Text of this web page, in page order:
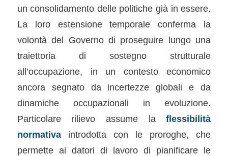
un consolidamento delle politiche già in essere.
La loro estensione temporale conferma la
volontà del Governo di proseguire lungo una
traiettoria di sostegno strutturale
all’occupazione, in un contesto economico
ancora segnato da incertezze globali e da
dinamiche occupazionali in evoluzione.
Particolare rilievo assume laflessibilità
normativaintrodotta con le proroghe, che
permette ai datori di lavoro di pianificare le